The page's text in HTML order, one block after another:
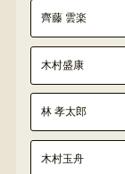
齊藤 雲楽
木村盛康
林 孝太郎
木村玉舟